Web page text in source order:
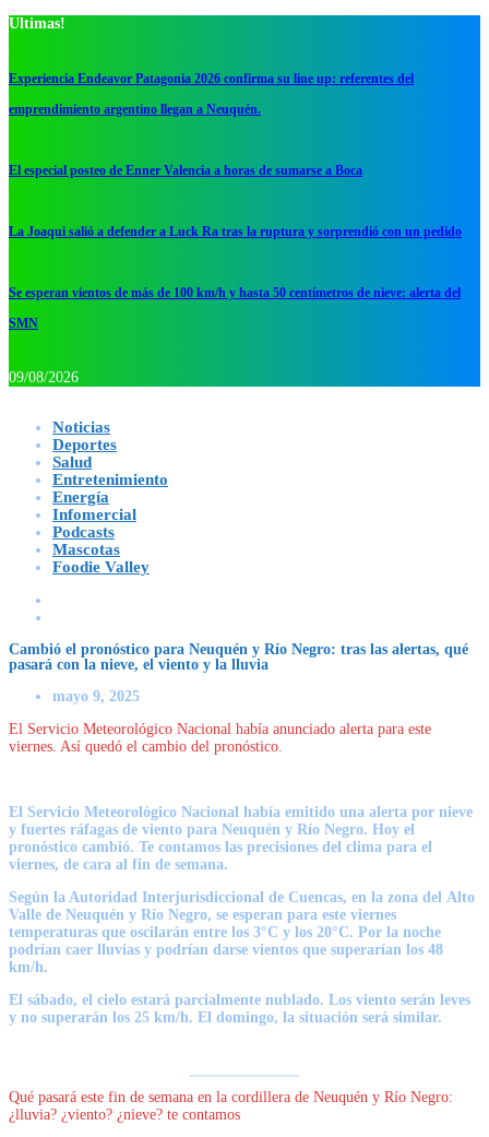
Ultimas!
Experiencia Endeavor Patagonia 2026 confirma su line up: referentes del
emprendimiento argentino llegan a Neuquén.
El especial posteo de Enner Valencia a horas de sumarse a Boca
La Joaqui salió a defender a Luck Ra tras la ruptura y sorprendió con un pedido
Se esperan vientos de más de 100 km/h y hasta 50 centímetros de nieve: alerta del
SMN
09/08/2026
Noticias
Deportes
Salud
Entretenimiento
Energía
Infomercial
Podcasts
Mascotas
Foodie Valley
Cambió el pronóstico para Neuquén y Río Negro: tras las alertas, qué
pasará con la nieve, el viento y la lluvia
mayo 9, 2025
El Servicio Meteorológico Nacional había anunciado alerta para este
viernes. Así quedó el cambio del pronóstico.
El Servicio Meteorológico Nacional había emitido una alerta por nieve
y fuertes ráfagas de viento para Neuquén y Río Negro. Hoy el
pronóstico cambió. Te contamos las precisiones del clima para el
viernes, de cara al fin de semana.
Según la Autoridad Interjurisdiccional de Cuencas, en la zona del Alto
Valle de Neuquén y Río Negro, se esperan para este viernes
temperaturas que oscilarán entre los 3°C y los 20°C. Por la noche
podrían caer lluvias y podrían darse vientos que superarían los 48
km/h.
El sábado, el cielo estará parcialmente nublado. Los viento serán leves
y no superarán los 25 km/h. El domingo, la situación será similar.
Qué pasará este fin de semana en la cordillera de Neuquén y Río Negro:
¿lluvia? ¿viento? ¿nieve? te contamos